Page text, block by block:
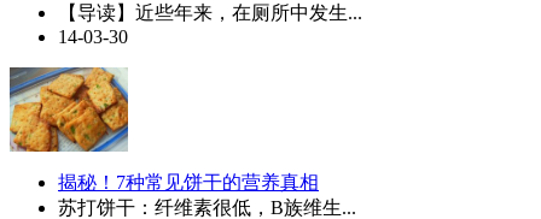
【导读】近些年来，在厕所中发生...
14-03-30
揭秘！7种常见饼干的营养真相
苏打饼干：纤维素很低，B族维生...